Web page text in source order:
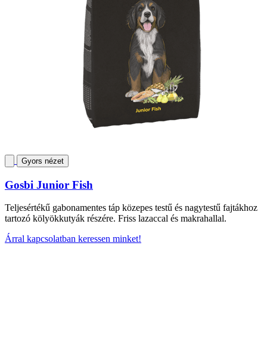
Gyors nézet
Gosbi Junior Fish
Teljesértékű gabonamentes táp közepes testű és nagytestű fajtákhoz
tartozó kölyökkutyák részére. Friss lazaccal és makrahallal.
Árral kapcsolatban keressen minket!